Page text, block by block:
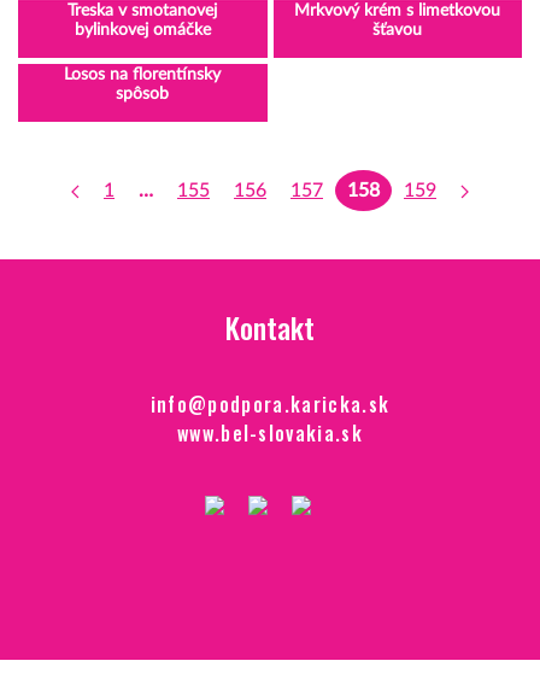
Treska v smotanovej
bylinkovej omáčke
Mrkvový krém s limetkovou
šťavou
Losos na florentínsky
spôsob
1 … 155 156 157 158 159
Kontakt
info@podpora.karicka.sk
www.bel-slovakia.sk